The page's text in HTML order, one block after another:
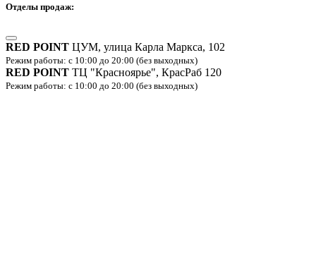
Отделы продаж:
RED POINT ЦУМ, улица Карла Маркса, 102
Режим работы: с 10:00 до 20:00 (без выходных)
RED POINT ТЦ "Красноярье", КрасРаб 120
Режим работы: с 10:00 до 20:00 (без выходных)